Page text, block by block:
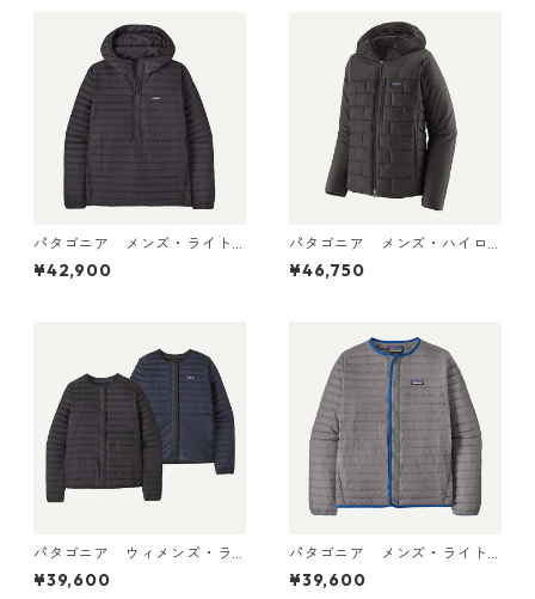
パタゴニア メンズ・ライト
ウェイト・ダウン・セータ
ー・プルオーバー Black 319
¥42,900
パタゴニア メンズ・ハイロ
フト・ナノ・パフ・フーデ
¥46,750
パタゴニア ウィメンズ・ラ
イトウェイト・リバーシブ
ル・ダウン・セーター・カー
¥39,600
パタゴニア メンズ・ライト
ウェイト・ダウン・セータ
ー・カーディガン Noble Gr
¥39,600